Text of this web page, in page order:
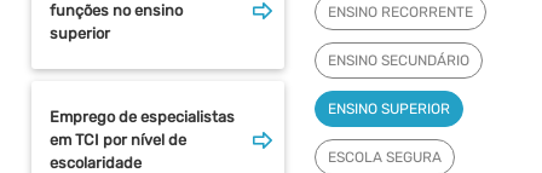
funções no ensino
superior
Emprego de especialistas
em TCI por nível de
escolaridade
ENSINO RECORRENTE
ENSINO SECUNDÁRIO
ENSINO SUPERIOR
ESCOLA SEGURA